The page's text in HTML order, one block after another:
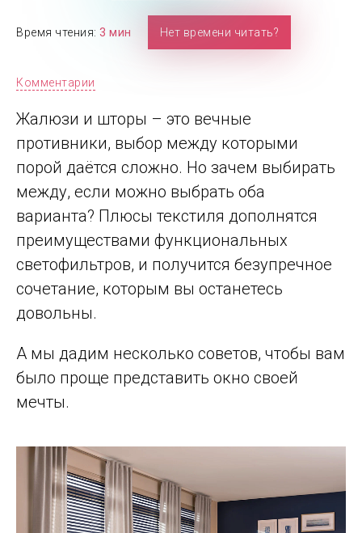
Время чтения: 3 мин Нет времени читать?
Комментарии
Жалюзи и шторы – это вечные
противники, выбор между которыми
порой даётся сложно. Но зачем выбирать
между, если можно выбрать оба
варианта? Плюсы текстиля дополнятся
преимуществами функциональных
светофильтров, и получится безупречное
сочетание, которым вы останетесь
довольны.
А мы дадим несколько советов, чтобы вам
было проще представить окно своей
мечты.